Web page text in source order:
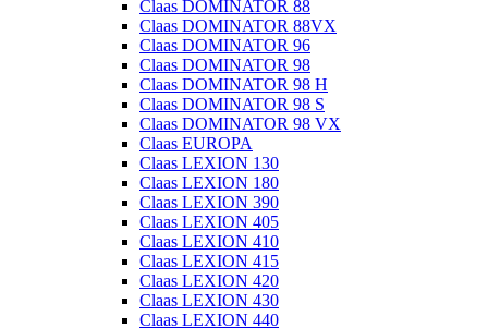
Claas DOMINATOR 88
Claas DOMINATOR 88VX
Claas DOMINATOR 96
Claas DOMINATOR 98
Claas DOMINATOR 98 H
Claas DOMINATOR 98 S
Claas DOMINATOR 98 VX
Claas EUROPA
Claas LEXION 130
Claas LEXION 180
Claas LEXION 390
Claas LEXION 405
Claas LEXION 410
Claas LEXION 415
Claas LEXION 420
Claas LEXION 430
Claas LEXION 440